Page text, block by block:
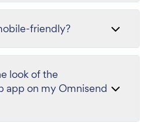
friendly?
look of the
app on my Omnisend